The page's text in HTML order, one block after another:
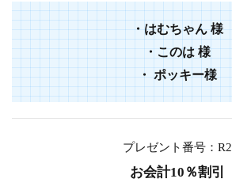
・はむちゃん様
・このは様
・ ポッキー様
プレゼント番号：R2
お会計10％割引